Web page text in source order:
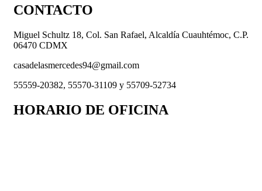
CONTACTO
Miguel Schultz 18, Col. San Rafael, Alcaldía Cuauhtémoc, C.P.
06470 CDMX
casadelasmercedes94@gmail.com
55559-20382, 55570-31109 y 55709-52734
HORARIO DE OFICINA